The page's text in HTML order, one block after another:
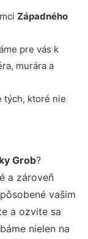
Západného
pre vás k
murára a
tých, ktoré nie
Grob?
a zároveň
vašim
a ozvite sa
nielen na